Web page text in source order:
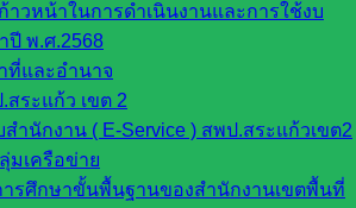
วหน้าในการดำเนินงานและการใช้งบ
ปี พ.ศ.2568
ที่และอำนาจ
ระแก้ว เขต 2
ำนักงาน ( E-Service ) สพป.สระแก้วเขต2
มเครือข่าย
ารศึกษาขั้นพื้นฐานของสำนักงานเขตพื้นที่
All rights reserved. Design By SK2 ICT